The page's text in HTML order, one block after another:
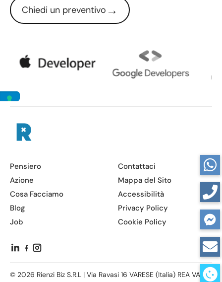
Chiedi un preventivo →
Pensiero
Azione
Cosa Facciamo
Blog
Job
Contattaci
Mappa del Sito
Accessibilità
Privacy Policy
Cookie Policy
© 2026 Rienzi Biz S.R.L | Via Ravasi 16 VARESE (Italia) REA VA -